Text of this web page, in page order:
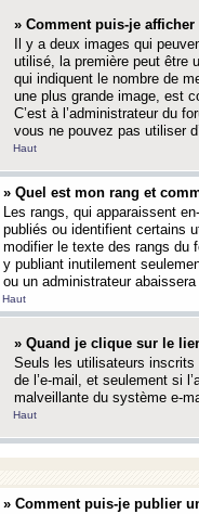
» Comment puis-je
Il y a deux images qui
utilisé, la première peut être
qui indiquent le nombre de
une plus grande image, est
C’est à l’administrateur du
vous ne pouvez pas utiliser
Haut
» Quel est mon rang et
Les rangs, qui apparaissent
publiés ou identifient certains
modifier le texte des rangs du
y publiant inutilement
ou un administrateur
Haut
» Quand je clique sur le
Seuls les utilisateurs inscrits
de l’e-mail, et seulement si
malveillante du système e-
Haut
» Comment puis-je publier